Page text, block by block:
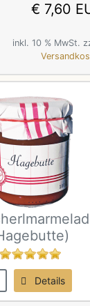
€ 7,60
inkl. 10 % MwSt.
Details